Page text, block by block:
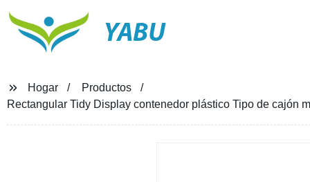
YABU
Hogar
Productos
Rectangular Tidy Display contenedor plástico Tipo de cajón